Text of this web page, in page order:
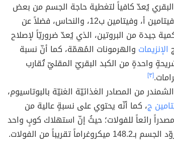
يُعدّ كافياً لتغطية حاجة الجسم من بعض
العناصر، مثل: فيتامين أ، وفيتامين ب12، والنحاس، فضلاً عن
جيدة من البروتين، الذي يُعدّ ضروريّاً لإصلاح
الإنزيمات والهرمونات المُهمّة، كما أنّ نسبة
واحدةٍ من الكبد البقريّ المقليّ تُقارب
[٣]
من المصادر الغذائيّة الغنيّة بالبوتاسيوم،
ج، كما أنّه يحتوي على نسبةٍ عالية من
مصدراً رائعاً للفولات؛ حيثُ إنّ استهلاك كوبٍ واحد
تقريباً من الفولات.